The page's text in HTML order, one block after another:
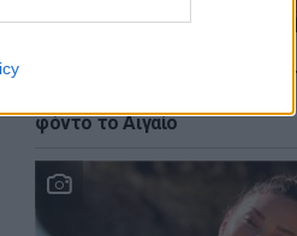
Γιώργος Λιάγκας και Μαρία
Καλοκαιρινές διακοπές στη
φόντο το Αιγαίο